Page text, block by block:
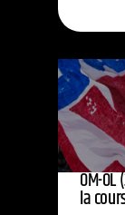
OM-
la